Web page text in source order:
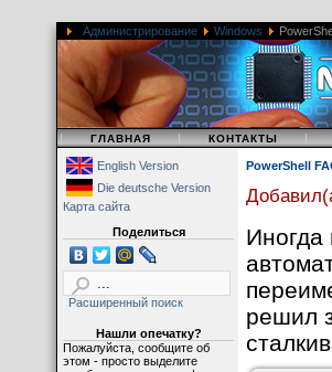
Администрирование Windows
| ГЛАВНАЯ | КОНТАКТЫ |
English Version
Die deutsche Version
Карта сайта
Поделиться
Расширенный поиск
Нашли опечатку?
Пожалуйста, сообщите об
этом - просто выделите
PowerShell
решил
Чтобы
1.
*.ps1,
Write-